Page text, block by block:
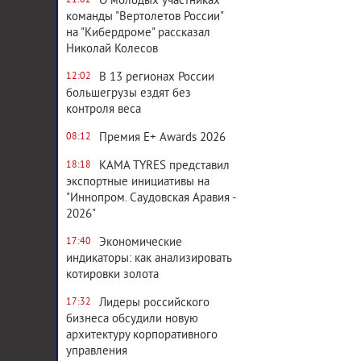
команды "Вертолетов России"
на "Кибердроме" рассказал
Николай Колесов
12:02
В 13 регионах России
большегрузы ездят без
контроля веса
08:12 Премия E+ Awards 2026
18:18
KAMA TYRES представил
экспортные инициативы на
"Иннопром. Саудовская Аравия -
2026"
17:40
Экономические
индикаторы: как анализировать
котировки золота
17:32
Лидеры российского
бизнеса обсудили новую
архитектуру корпоративного
управления